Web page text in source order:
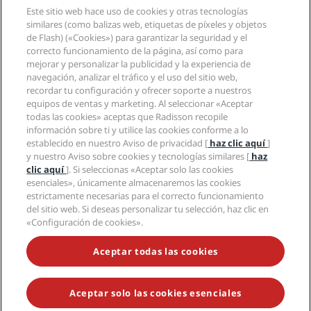
Nuevos hoteles y próximas aperturas
Aplicación de Radisson Hotels
Hoteles Sports Approved
Hoteles ideales para familias
Salud y seguridad
Radisson Hotel Group
Medios
Empleos en RHG
Empleos en PPHE
Empleos en EHL
The Club by RHG
Oportunidades de desarrollo
Responsabilidad social corporativa
Compras
Información legal
Centro de privacidad
Aviso legal
Términos y condiciones de Radisson Rewards
Acuerdo de uso del sitio
Accesibilidad digital
Declaración sobre la esclavitud moderna
Ayuda
Avisos al consumidor
Contacto
Preguntas frecuentes
Mapa del sitio
Redes sociales
Marcas de Radisson Hotels
NO TE PIERDAS NUESTRAS OFERTAS MÁS POPULARES
© 2026 Radisson Hotel Group.Todos los derechos reservados. RHG
Este sitio web hace uso de cookies y otras tecnologías
similares (como balizas web, etiquetas de píxeles y objetos
de Flash) («Cookies») para garantizar la seguridad y el
correcto funcionamiento de la página, así como para
mejorar y personalizar la publicidad y la experiencia de
navegación, analizar el tráfico y el uso del sitio web,
recordar tu configuración y ofrecer soporte a nuestros
equipos de ventas y marketing. Al seleccionar «Aceptar
todas las cookies» aceptas que Radisson recopile
información sobre ti y utilice las cookies conforme a lo
establecido en nuestro Aviso de privacidad [ haz clic aquí]
y nuestro Aviso sobre cookies y tecnologías similares [ haz
clic aquí]. Si seleccionas «Aceptar solo las cookies
esenciales», únicamente almacenaremos las cookies
estrictamente necesarias para el correcto funcionamiento
del sitio web. Si deseas personalizar tu selección, haz clic en
«Configuración de cookies».
Aceptar todas las cookies
Aceptar solo las cookies esenciales